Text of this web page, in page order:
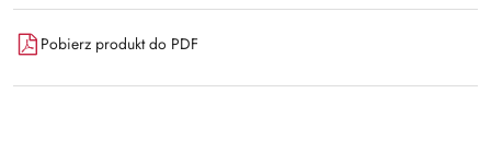
Pobierz produkt do PDF